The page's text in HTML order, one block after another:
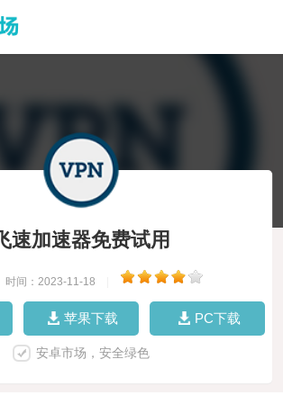
飞速加速器免费试用
时间：2023-11-18
苹果下载 PC下载
安卓市场，安全绿色